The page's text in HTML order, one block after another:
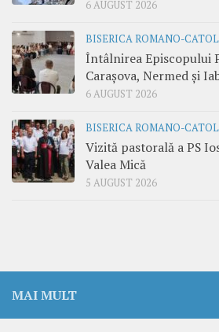
6 AUGUST 2026
BISERICA ROMANO-
Întâlnirea Episcopului
Carașova, Nermed și
6 AUGUST 2026
BISERICA ROMANO-
Vizită pastorală a PS
Valea Mică
5 AUGUST 2026
MAI MULT